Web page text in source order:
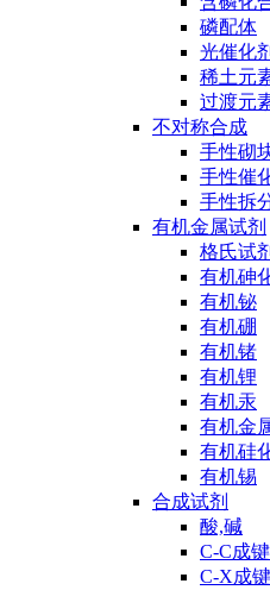
磷配体
光催化剂
稀土元
过渡元
不对称合成
手性砌
手性催
手性拆
有机金属试剂
格氏试剂
有机砷
有机铋
有机硼
有机锗
有机锂
有机汞
有机金
有机硅
有机锡
合成试剂
酸,碱
C-C成
C-X成